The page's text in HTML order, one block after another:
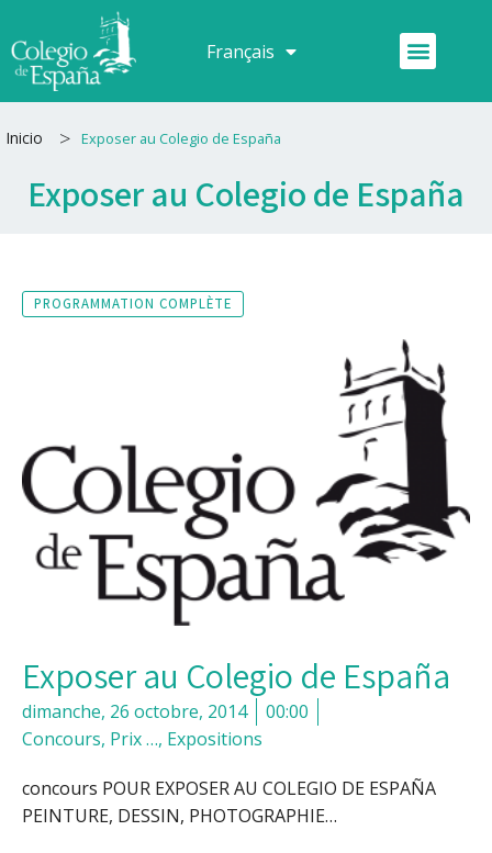
au
contenu
Français
Español Menu
Inicio > Exposer au Colegio de España
Exposer au Colegio de España
PROGRAMMATION COMPLÈTE
Exposer au Colegio de España
dimanche, 26 octobre, 2014
00:00
Concours, Prix …, Expositions
concours POUR EXPOSER AU COLEGIO DE ESPAÑA
PEINTURE, DESSIN, PHOTOGRAPHIE…